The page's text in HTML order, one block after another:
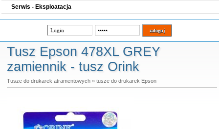
Serwis - Eksploatacja
Tusz Epson 478XL GREY
zamiennik - tusz Orink
Tusze do drukarek atramentowych» tusze do drukarek Epson